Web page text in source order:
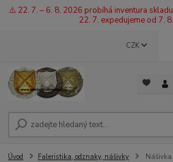
⚠️ 22. 7. – 6. 8. 2026 probíhá inventura
22. 7. expedujeme od 7.
CZK
Úvod Faleristika, odznaky, nášivky Nášivka